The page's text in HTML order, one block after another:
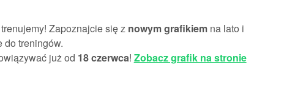
Zapoznajcie się znowym grafikiemna lato i
do treningów.
już od 18 czerwca! Zobacz grafik na stronie